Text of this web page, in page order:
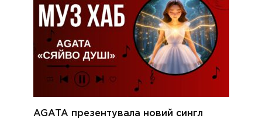
AGATA презентувала новий сингл